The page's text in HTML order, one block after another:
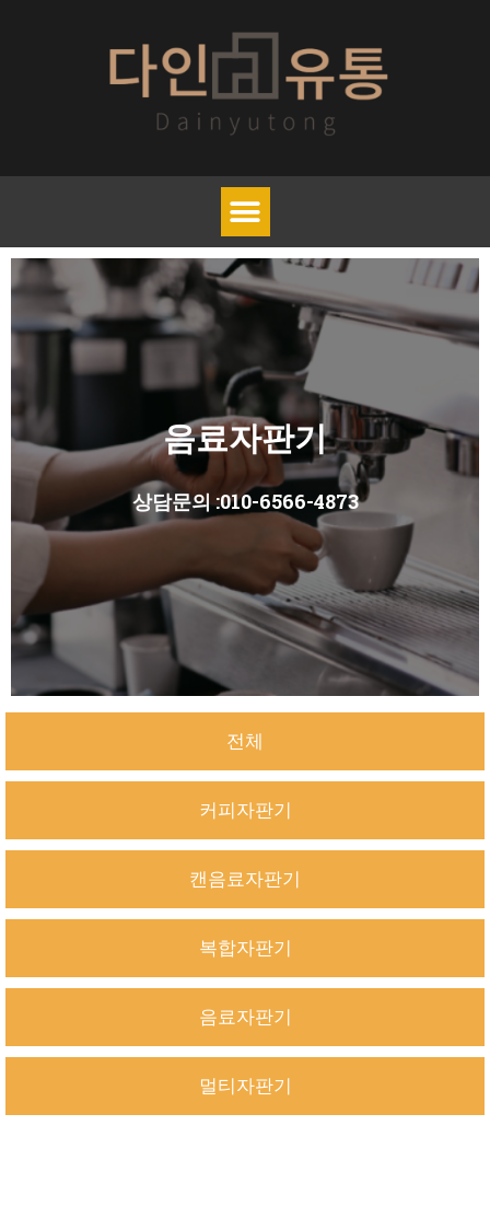
음료자판기
상담문의 :010-6566-4873
전체
커피자판기
캔음료자판기
복합자판기
음료자판기
멀티자판기